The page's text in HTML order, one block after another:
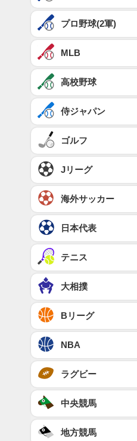
プロ野球(2軍)
MLB
高校野球
侍ジャパン
ゴルフ
Jリーグ
海外サッカー
日本代表
テニス
大相撲
Bリーグ
NBA
ラグビー
中央競馬
地方競馬